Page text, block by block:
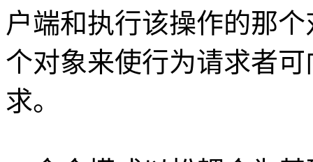
户端和执行该操作的那
个对象来使行为请求者
求。